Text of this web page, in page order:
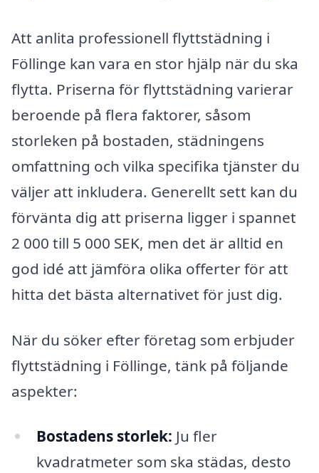
Att anlita professionell flyttstädning i
Föllinge kan vara en stor hjälp när du ska
flytta. Priserna för flyttstädning varierar
beroende på flera faktorer, såsom
storleken på bostaden, städningens
omfattning och vilka specifika tjänster du
väljer att inkludera. Generellt sett kan du
förvänta dig att priserna ligger i spannet
2 000 till 5 000 SEK, men det är alltid en
god idé att jämföra olika offerter för att
hitta det bästa alternativet för just dig.
När du söker efter företag som erbjuder
flyttstädning i Föllinge, tänk på följande
aspekter:
Bostadens storlek: Ju fler
kvadratmeter som ska städas, desto